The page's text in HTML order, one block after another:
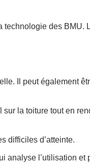
des BMU.
Il peut également
la toiture tout en
difficiles d’atteinte.
analyse l’utilisation